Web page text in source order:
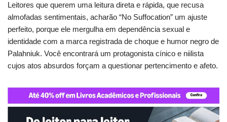
Leitores que querem uma leitura direta e rápida, que recusa
almofadas sentimentais, acharão “No Suffocation” um ajuste
perfeito, porque ele mergulha em dependência sexual e
identidade com a marca registrada de choque e humor negro de
Palahniuk. Você encontrará um protagonista cínico e niilista
cujos atos absurdos forçam a questionar pertencimento e afeto.